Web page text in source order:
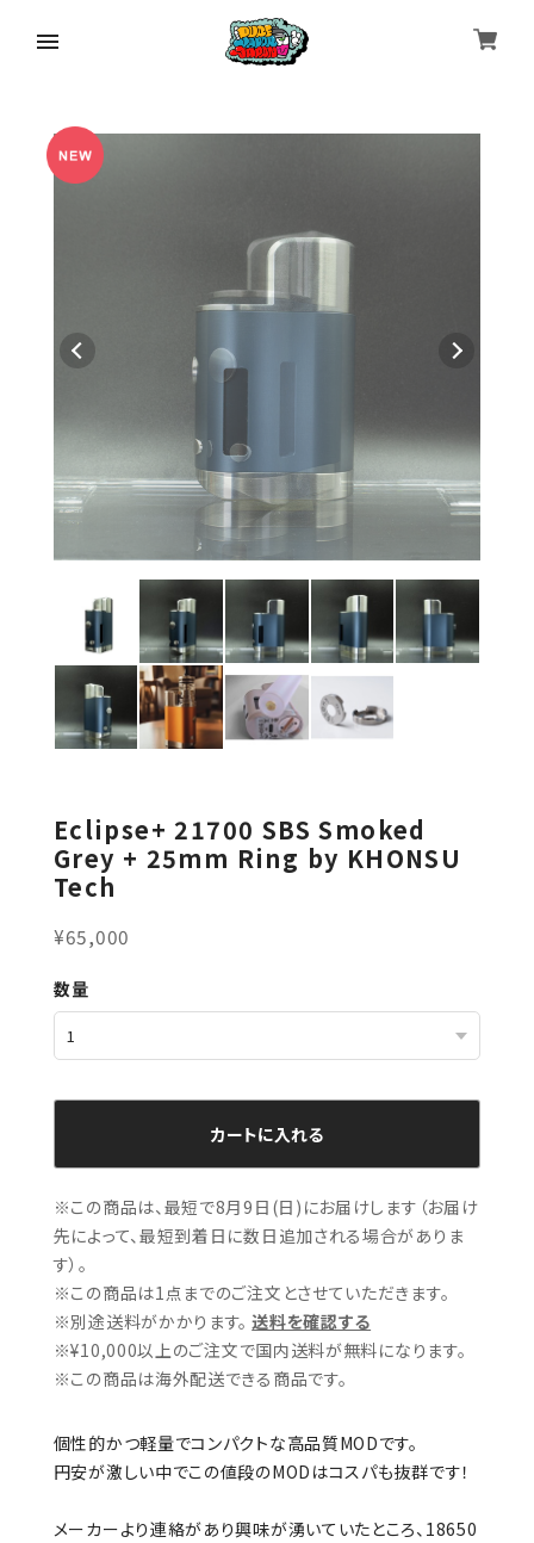
Eclipse+ 21700 SBS Smoked
Grey + 25mm Ring by KHONSU
Tech
¥65,000
数量
カートに入れる
※この商品は、最短で8月9日(日)にお届けします（お届け
先によって、最短到着日に数日追加される場合がありま
す）。
※この商品は1点までのご注文とさせていただきます。
※別途送料がかかります。 送料を確認する
※¥10,000以上のご注文で国内送料が無料になります。
※この商品は海外配送できる商品です。
個性的かつ軽量でコンパクトな高品質MODです。
円安が激しい中でこの値段のMODはコスパも抜群です！
メーカーより連絡があり興味が湧いていたところ、18650